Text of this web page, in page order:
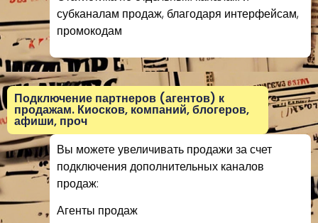
субканалам продаж, благодаря интерфейсам,
промокодам
Подключение партнеров (агентов) к
продажам. Киосков, компаний, блогеров,
афиши, проч
Вы можете увеличивать продажи за счет
подключения дополнительных каналов
продаж:
Агенты продаж